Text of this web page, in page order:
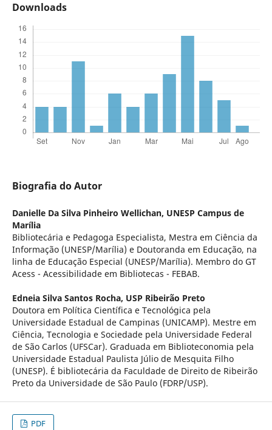
Downloads
Biografia do Autor
Danielle Da Silva Pinheiro Wellichan, UNESP Campus de
Marília
Bibliotecária e Pedagoga Especialista, Mestra em Ciência da
Informação (UNESP/Marília) e Doutoranda em Educação, na
linha de Educação Especial (UNESP/Marília). Membro do GT
Acess - Acessibilidade em Bibliotecas - FEBAB.
Edneia Silva Santos Rocha, USP Ribeirão Preto
Doutora em Política Científica e Tecnológica pela
Universidade Estadual de Campinas (UNICAMP). Mestre em
Ciência, Tecnologia e Sociedade pela Universidade Federal
de São Carlos (UFSCar). Graduada em Biblioteconomia pela
Universidade Estadual Paulista Júlio de Mesquita Filho
(UNESP). É bibliotecária da Faculdade de Direito de Ribeirão
Preto da Universidade de São Paulo (FDRP/USP).
PDF